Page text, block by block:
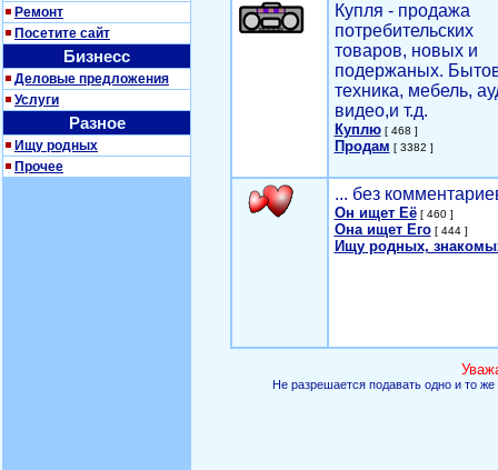
Ремонт
Посетите сайт
Бизнесс
Деловые предложения
Услуги
Разное
Ищу родных
Прочее
Купля - продажа
потребительских
товаров, новых и
подержаных.
техника, мебель,
видео,и т.д.
Куплю[ 468 ]
Продам [ 3382 ]
... без
Он ищет Её[ 460 ]
Она ищет Его[ 444 ]
Ищу родных,
Не разрешается подавать одно и то